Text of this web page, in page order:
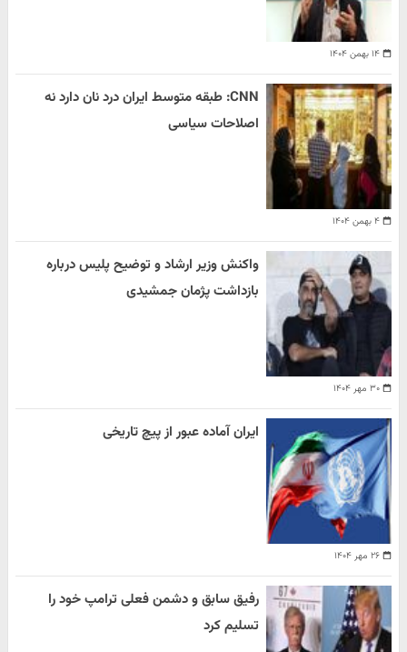
۱۴ بهمن ۱۴۰۴
۴ بهمن ۱۴۰۴
CNN: طبقه متوسط ایران درد نان دارد نه
اصلاحات سیاسی
۳۰ مهر ۱۴۰۴
واکنش وزیر ارشاد و توضیح پلیس درباره
بازداشت پژمان جمشیدی
۲۶ مهر ۱۴۰۴
ایران آماده عبور از پیچ تاریخی
رفیق سابق و دشمن فعلی ترامپ خود را
تسلیم کرد